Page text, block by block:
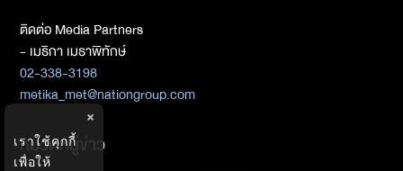
ติดต่อ Media Partners
- เมธิกา เมธาพิทักษ์
02-338-3198
metika_met@nationgroup.com
หมวดหมู่ข่าว
×
เราใช้คุกกี้
เพื่อให้